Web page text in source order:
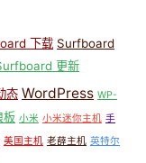
下载 Surfboard
更新
态 WordPress WP-
板 小米 小米迷你主机 手
美国主机 老薛主机 英特尔